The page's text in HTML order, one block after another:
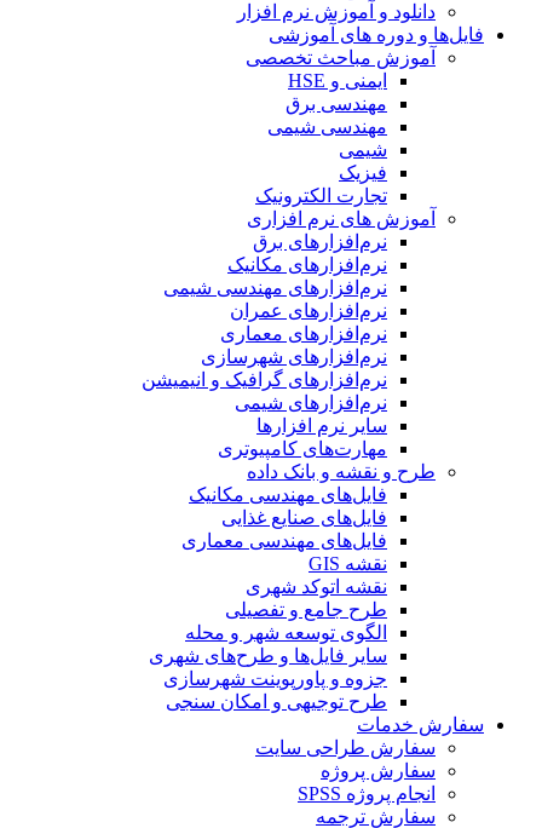
دانلود و آموزش نرم افزار
فایل‌ها و دوره های آموزشی
آموزش مباحث تخصصی
ایمنی و HSE
مهندسی برق
مهندسی شیمی
شیمی
فیزیک
تجارت الکترونیک
آموزش های نرم افزاری
نرم‌افزارهای برق
نرم‌افزارهای مکانیک
نرم‌افزارهای مهندسی شیمی
نرم‌افزارهای عمران
نرم‌افزارهای معماری
نرم‌افزارهای شهرسازی
نرم‌افزارهای گرافیک و انیمیشن
نرم‌افزارهای شیمی
سایر نرم افزارها
مهارت‌های کامپیوتری
طرح و نقشه و بانک داده
فایل‌های مهندسی مکانیک
فایل‌های صنایع غذایی
فایل‌های مهندسی معماری
نقشه GIS
نقشه اتوکد شهری
طرح جامع و تفصیلی
الگوی توسعه شهر و محله
سایر فایل‌ها و طرح‌های شهری
جزوه و پاورپوینت شهرسازی
طرح توجیهی و امکان سنجی
سفارش خدمات
سفارش طراحی سایت
سفارش پروژه
انجام پروژه SPSS
سفارش ترجمه